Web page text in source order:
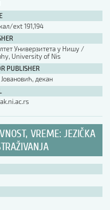
ext 191,194
Универзитета у Нишу /
University of Nis
PUBLISHER
декан
VREME: JEZIČKA